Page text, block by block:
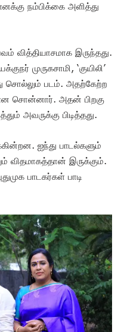
நம்பிக்கை அளித்து
வித்தியாசமாக இருந்தது.
முருகசாமி, ‘குயிலி’
சொல்லும் படம். அதற்கேற்ற
சொன்னார். அதன் பிறகு
அவருக்கு பிடித்தது.
ஐந்து பாடல்களும்
விதமாகத்தான் இருக்கும்.
பாடகர்கள் பாடி